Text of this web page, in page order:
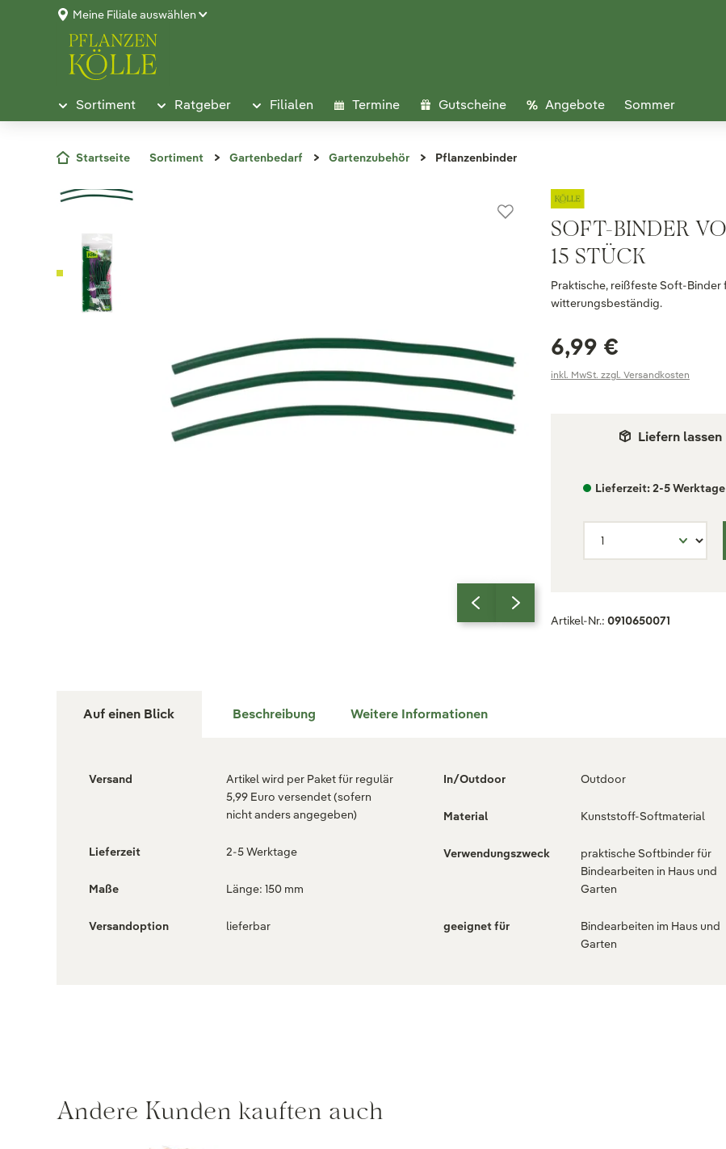
Meine Filiale auswählen
Sortiment Ratgeber Filialen Termine Gutscheine Angebote Sommer
Startseite Sortiment Gartenbedarf Gartenzubehör Pflanzenbinder
SOFT-BINDER
15 STÜCK
Praktische, reißfeste Soft-Binder
witterungsbeständig.
6,99 €
inkl. MwSt. zzgl. Versandkosten
Liefern lassen
Lieferzeit: 2-5 Werktage
Artikel-Nr.: 0910650071
Auf einen Blick Beschreibung Weitere Informationen
Versand
Artikel wird per Paket für regulär
5,99 Euro versendet (sofern
nicht anders angegeben)
Lieferzeit 2-5 Werktage
Maße Länge: 150 mm
Versandoption lieferbar
In/Outdoor Outdoor
Material Kunststoff-Softmaterial
Verwendungszweck
praktische Softbinder für
Bindearbeiten in Haus und
Garten
geeignet für
Bindearbeiten im Haus und
Garten
Andere Kunden kauften auch